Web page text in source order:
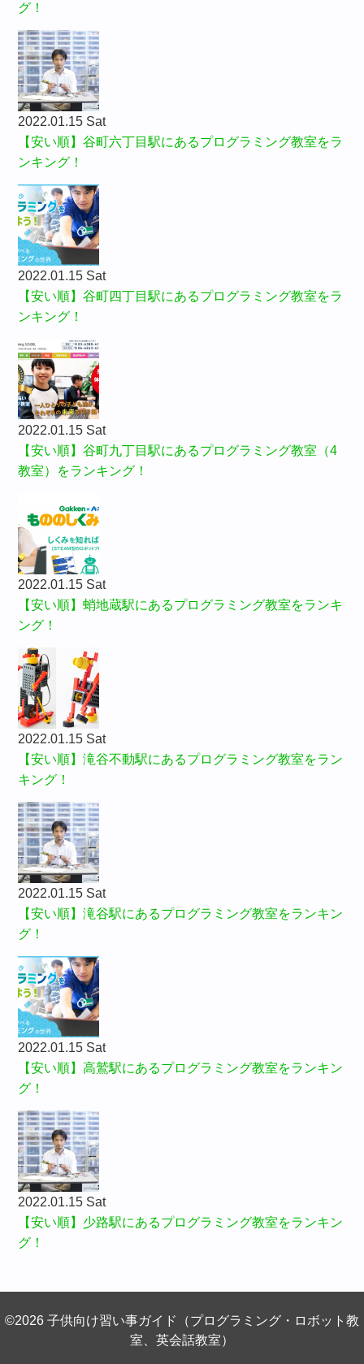
グ！
2022.01.15 Sat
【安い順】谷町六丁目駅にあるプログラミング教室をラ
ンキング！
2022.01.15 Sat
【安い順】谷町四丁目駅にあるプログラミング教室をラ
ンキング！
2022.01.15 Sat
【安い順】谷町九丁目駅にあるプログラミング教室（4
教室）をランキング！
2022.01.15 Sat
【安い順】蛸地蔵駅にあるプログラミング教室をランキ
ング！
2022.01.15 Sat
【安い順】滝谷不動駅にあるプログラミング教室をラン
キング！
2022.01.15 Sat
【安い順】滝谷駅にあるプログラミング教室をランキン
グ！
2022.01.15 Sat
【安い順】高鷲駅にあるプログラミング教室をランキン
グ！
2022.01.15 Sat
【安い順】少路駅にあるプログラミング教室をランキン
グ！
©2026 子供向け習い事ガイド（プログラミング・ロボット教
室、英会話教室）